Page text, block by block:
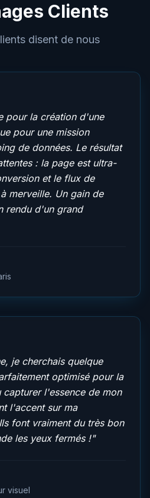
Clients
disent de nous
pour la création d'une
pour une mission
de données. Le résultat
: la page est ultra-
et le flux de
merveille. Un gain de
rendu d'un grand
je cherchais quelque
optimisé pour la
l'essence de mon
l'accent sur ma
font vraiment du très bon
les yeux fermés !"
visuel